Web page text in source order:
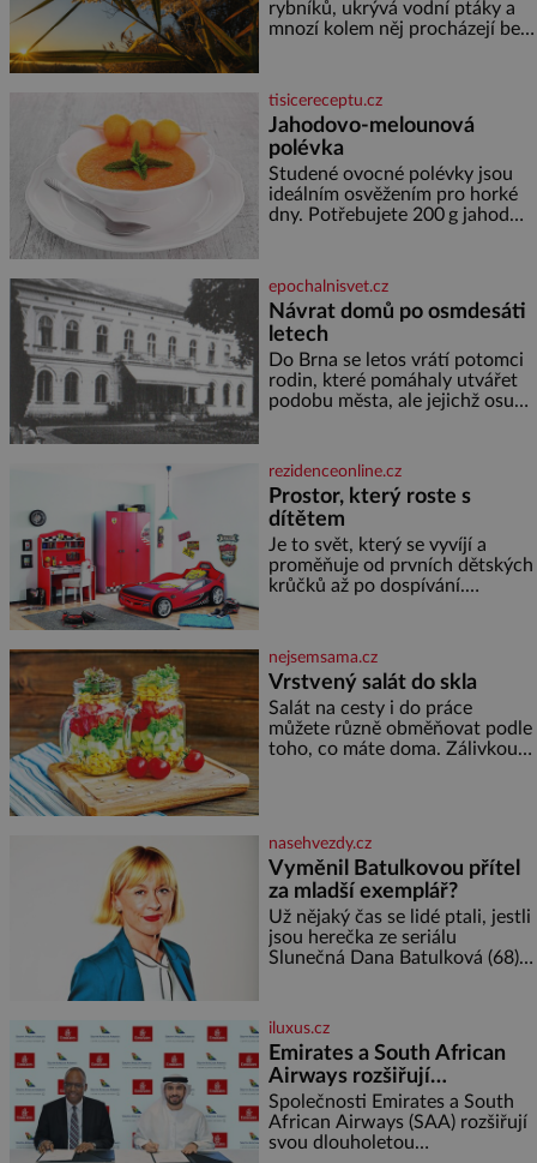
koloběžce a den zakončit
poznáváním památek ve
rybníků, ukrývá vodní ptáky a
mnozí kolem něj procházejí bez
lodě, zapisovat první texty a
inspiroval řadu pověstí. Tato
skromná, ale užitečná rostlina
provází člověka už tisíce let.
Většina lidí vnímá rákos jen jako
obyčejnou kulisu letního
koupání. Stačí se však podívat
tisicereceptu.cz
Jahodovo-melounová
polévka
Studené ovocné polévky jsou
ideálním osvěžením pro horké
dny. Potřebujete 200 g jahod
cukru krystal 1 lžíci medu 200 g
zakysané sm
epochalnisvet.cz
Návrat domů po osmdesáti
letech
Do Brna se letos vrátí potomci
rodin, které pomáhaly utvářet
podobu města, ale jejichž osudy
Placzek, Löw-Beer, Fuhrmann,
Kohn a Stiassni se stanou
jednou z hlavních
dramaturgických linií festivalu
židovské kultury ŠTETL FEST
2026. Některé návraty nejsou
jednoduché. Místa, která si
rezidenceonline.cz
Prostor, který roste s
dítětem
Je to svět, který se vyvíjí a
proměňuje od prvních dětských
krůčků až po dospívání.
soustředění i odpočinek a
reaguje na každou etapu života
a specifické potřeby dítěte. Pro
nejmenší je klíčová
jednoduchost, měkkost a
bezpečí, proto by pokoj
nejsemsama.cz
Vrstvený salát do skla
Salát na cesty i do práce
můžete různě obměňovat podle
toho, co máte doma. Zálivkou
nebo jiného salátu (římský salát,
polníček…) ✿ 1 malá konzerva
kukuřice ✿ ½ okurky ✿ 2
rajčata Zálivka: ✿ 4 lžíce
olivového oleje ✿ 1 lžíci
citronové šťávy ✿ ½ stroužku
nasehvezdy.cz
Vyměnil Batulkovou přítel
za mladší exemplář?
Už nějaký čas se lidé ptali, jestli
jsou herečka ze seriálu
Slunečná Dana Batulková (68) a
od sebe přítele od samého
začátku odhán
iluxus.cz
Emirates a South African
Airways rozšiřují
partnerství. Cestujícím
nově zpřístupní dalších
devět destinací v jižní a
Společnosti Emirates a South
African Airways (SAA) rozšiřují
svou dlouholetou